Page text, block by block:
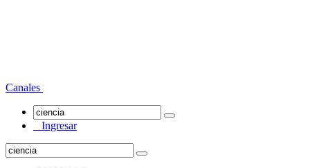
Canales
Ingresar